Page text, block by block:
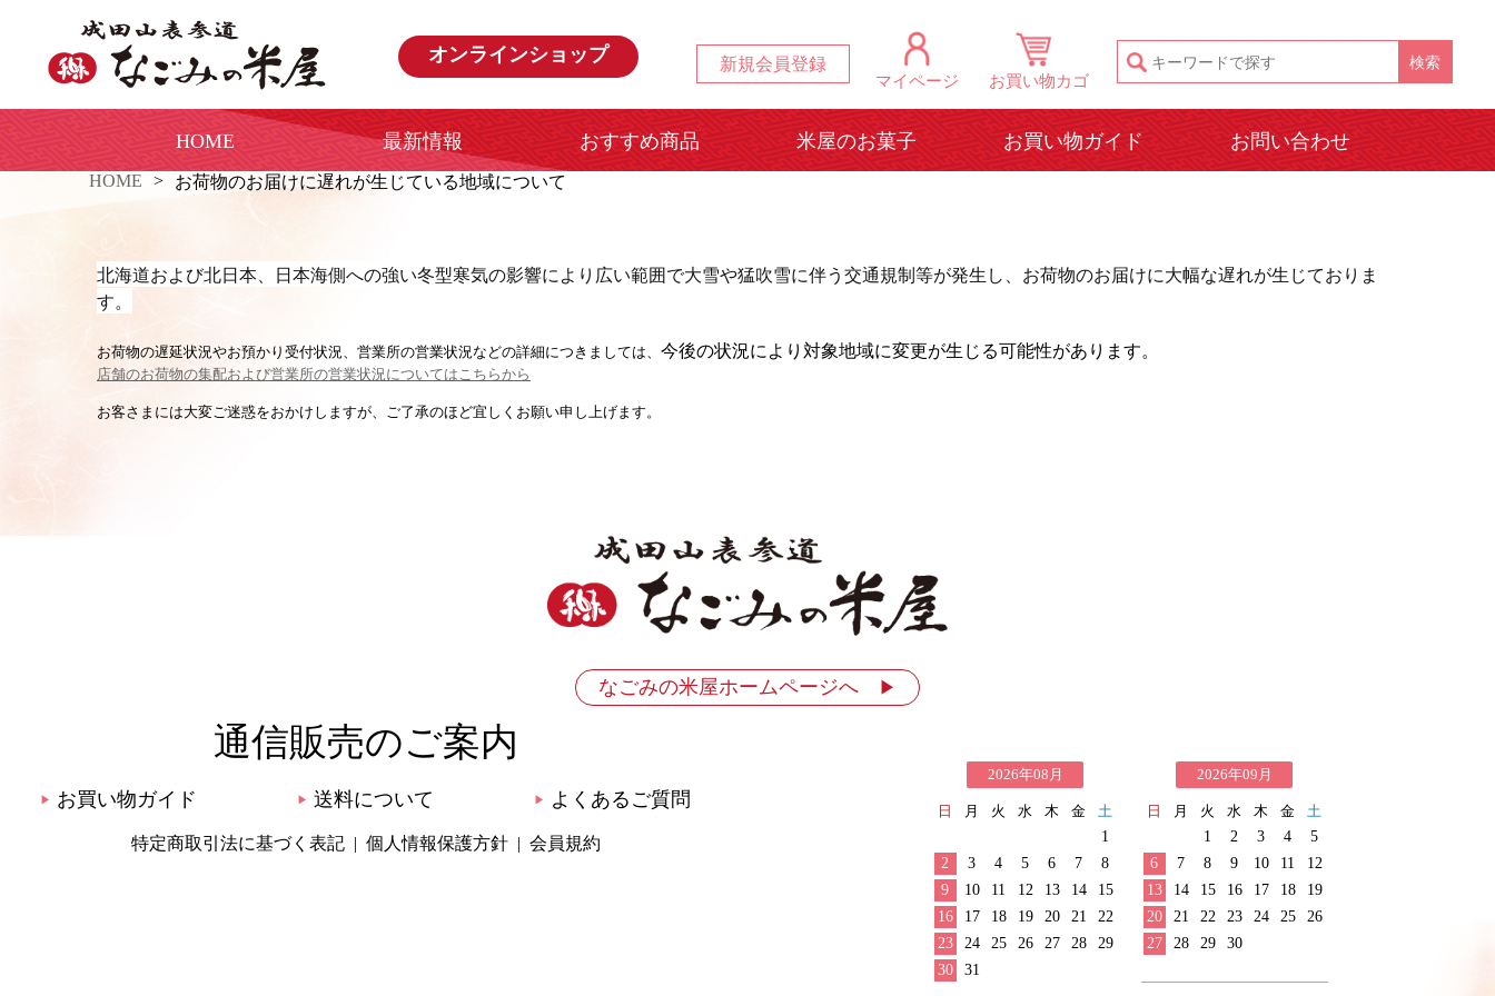
オンラインショップ
新規会員登録
マイページ
お買い物カゴ
HOME 最新情報 おすすめ商品 米屋のお菓子 お買い物ガイド お問い合わせ
HOME お荷物のお届けに遅れが生じている地域について
北海道および北日本、日本海側への強い冬型寒気の影響により広い範囲で大雪や猛吹雪に伴う交通規制等が発生し、お荷物のお届けに大幅な遅れが生じておりま
す。
お荷物の遅延状況やお預かり受付状況、営業所の営業状況などの詳細につきましては、 今後の状況により対象地域に変更が生じる可能性があります。
店舗のお荷物の集配および営業所の営業状況についてはこちらから
お客さまには大変ご迷惑をおかけしますが、ご了承のほど宜しくお願い申し上げます。
なごみの米屋ホームページへ ▶
通信販売のご案内
▶ お買い物ガイド ▶ 送料について ▶ よくあるご質問
特定商取引法に基づく表記 個人情報保護方針 会員規約
2026年08月
日 月 火 水 木 金
土
1
2
3 4 5 6 7
8
9
10 11 12 13 14
15
16
17 18 19 20 21
22
23
24 25 26 27 28
29
30
31
2026年09月
日 月 火 水 木 金
土
1
2 3 4
5
6
7 8 9 10 11
12
13
14 15 16 17 18
19
20
21 22 23 24 25
26
27
28 29 30